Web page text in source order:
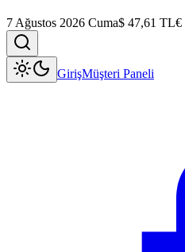
7 Ağustos 2026 Cuma$ 47,61 TL€
GirişMüşteri Paneli